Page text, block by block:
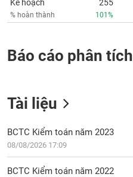
Kế hoạch
% hoàn thành
255
101%
Báo cáo phân tích
Tài liệu
BCTC Kiểm toán năm 2023
08/08/2026 17:09
BCTC Kiểm toán năm 2022
Lãnh
đạo
(-)
Tất cả Người nội bộ
(-)
Bài
viết
của
tác